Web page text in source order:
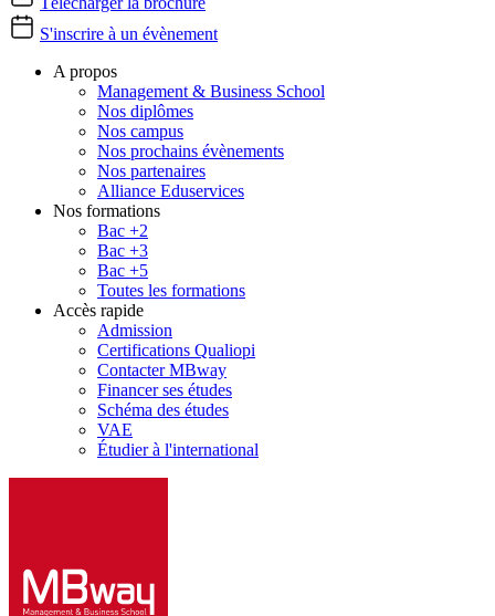
S'inscrire à un évènement
A propos
Management & Business School
Nos diplômes
Nos campus
Nos prochains évènements
Nos partenaires
Alliance Eduservices
Nos formations
Bac +2
Bac +3
Bac +5
Toutes les formations
Accès rapide
Admission
Certifications Qualiopi
Contacter MBway
Financer ses études
Schéma des études
VAE
Étudier à l'international